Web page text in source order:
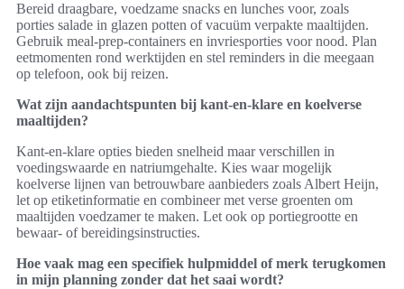
Bereid draagbare, voedzame snacks en lunches voor, zoals
porties salade in glazen potten of vacuüm verpakte maaltijden.
Gebruik meal-prep-containers en invriesporties voor nood. Plan
eetmomenten rond werktijden en stel reminders in die meegaan
op telefoon, ook bij reizen.
Wat zijn aandachtspunten bij kant-en-klare en koelverse
maaltijden?
Kant-en-klare opties bieden snelheid maar verschillen in
voedingswaarde en natriumgehalte. Kies waar mogelijk
koelverse lijnen van betrouwbare aanbieders zoals Albert Heijn,
let op etiketinformatie en combineer met verse groenten om
maaltijden voedzamer te maken. Let ook op portiegrootte en
bewaar- of bereidingsinstructies.
Hoe vaak mag een specifiek hulpmiddel of merk terugkomen
in mijn planning zonder dat het saai wordt?